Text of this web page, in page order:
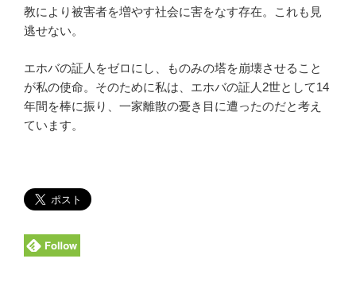
教により被害者を増やす社会に害をなす存在。これも見
逃せない。
エホバの証人をゼロにし、ものみの塔を崩壊させること
が私の使命。そのために私は、エホバの証人2世として14
年間を棒に振り、一家離散の憂き目に遭ったのだと考え
ています。